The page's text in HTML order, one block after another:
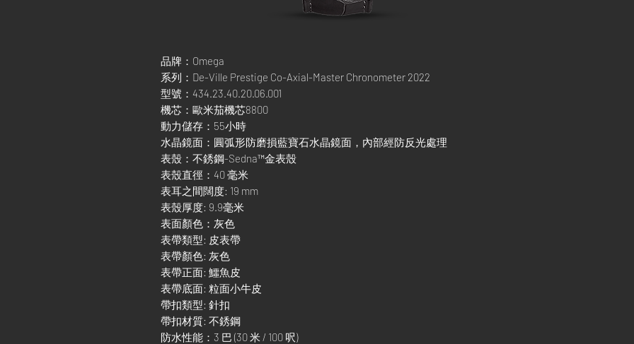
品牌：Omega
系列：De-Ville Prestige Co-Axial-Master Chronometer 2022
型號：434.23.40.20.06.001
機芯：歐米茄機芯8800
動力儲存：55小時
水晶鏡面：圓弧形防磨損藍寶石水晶鏡面，內部經防反光處理
表殼：不銹鋼-Sedna™金表殼
表殼直徑：40 毫米
表耳之間闊度: 19 mm
表殼厚度: 9.9毫米
表面顏色：灰色
表帶類型: 皮表帶
表帶顏色: 灰色
表帶正面: 鱷魚皮
表帶底面: 粒面小牛皮
帶扣類型: 針扣
帶扣材質: 不銹鋼
防水性能：3 巴 (30 米 / 100 呎)